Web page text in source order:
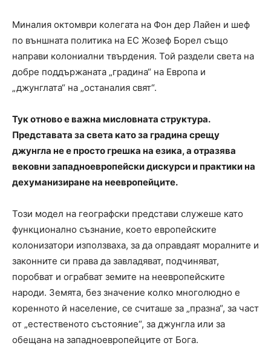
Миналия октомври колегата на Фон дер Лайен и шеф
по външната политика на ЕС Жозеф Борел също
направи колониални твърдения. Той раздели света на
добре поддържаната „градина“ на Европа и
„джунглата“ на „останалия свят“.
Тук отново е важна мисловната структура.
Представата за света като за градина срещу
джунгла не е просто грешка на езика, а отразява
вековни западноевропейски дискурси и практики на
дехуманизиране на неевропейците.
Този модел на географски представи служеше като
функционално съзнание, което европейските
колонизатори използваха, за да оправдаят моралните и
законните си права да завладяват, подчиняват,
поробват и ограбват земите на неевропейските
народи. Земята, без значение колко многолюдно е
коренното й население, се считаше за „празна“, за част
от „естественото състояние“, за джунгла или за
обещана на западноевропейците от Бога.